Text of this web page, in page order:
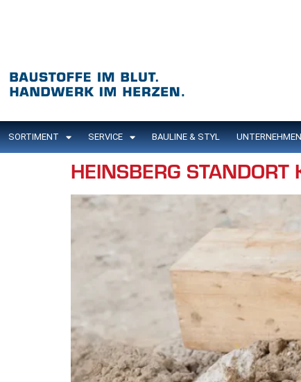
SORTIMENT SERVICE BAULINE & STYL UNTERNEHMEN
HEINSBERG STANDORT